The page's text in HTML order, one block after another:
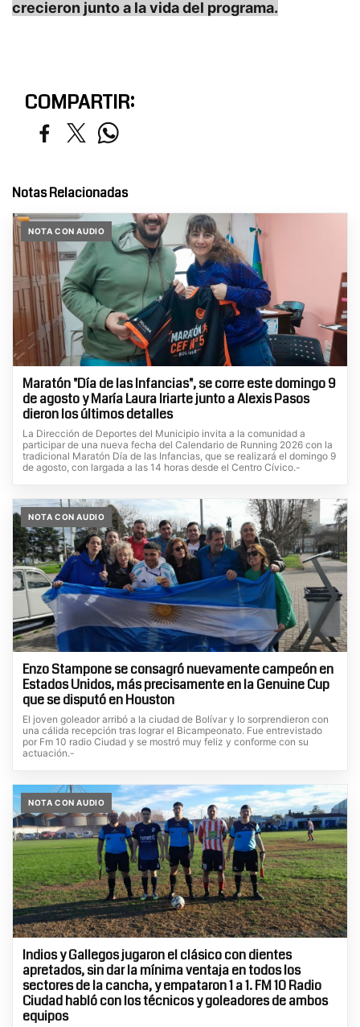
crecieron junto a la vida del programa.
COMPARTIR:
Notas Relacionadas
NOTA CON AUDIO
Maratón "Día de las Infancias", se corre este domingo 9
de agosto y María Laura Iriarte junto a Alexis Pasos
dieron los últimos detalles
La Dirección de Deportes del Municipio invita a la comunidad a
participar de una nueva fecha del Calendario de Running 2026 con la
tradicional Maratón Día de las Infancias, que se realizará el domingo 9
de agosto, con largada a las 14 horas desde el Centro Cívico.-
NOTA CON AUDIO
Enzo Stampone se consagró nuevamente campeón en
Estados Unidos, más precisamente en la Genuine Cup
que se disputó en Houston
El joven goleador arribó a la ciudad de Bolívar y lo sorprendieron con
una cálida recepción tras lograr el Bicampeonato. Fue entrevistado
por Fm 10 radio Ciudad y se mostró muy feliz y conforme con su
actuación.-
NOTA CON AUDIO
Indios y Gallegos jugaron el clásico con dientes
apretados, sin dar la mínima ventaja en todos los
sectores de la cancha, y empataron 1 a 1. FM 10 Radio
Ciudad habló con los técnicos y goleadores de ambos
equipos